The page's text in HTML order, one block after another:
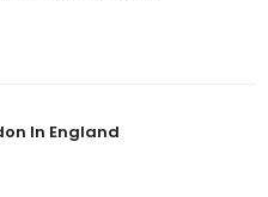
In England